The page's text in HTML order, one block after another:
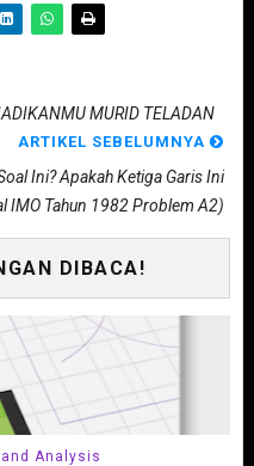
MURID TELADAN
ARTIKEL SEBELUMNYA
Ini? Apakah Ketiga Garis Ini
IMO Tahun 1982 Problem A2)
DIBACA!
Analysis